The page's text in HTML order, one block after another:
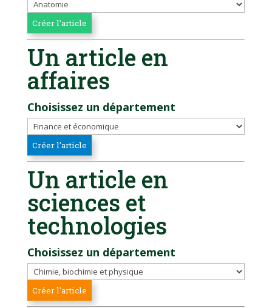
Un article en
affaires
Choisissez un département
Un article en
sciences et
technologies
Choisissez un département